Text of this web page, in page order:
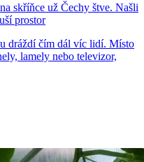
skříňce už Čechy štve. Našli
prostor
dráždí čím dál víc lidí. Místo
lamely nebo televizor,